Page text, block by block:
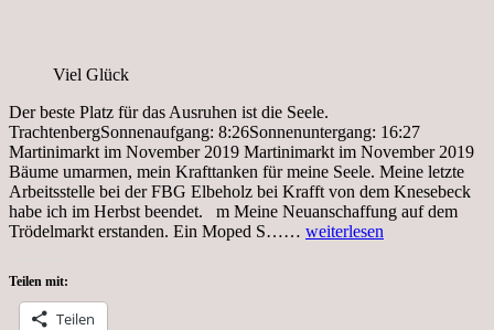
Viel Glück
Der beste Platz für das Ausruhen ist die Seele.
TrachtenbergSonnenaufgang: 8:26Sonnenuntergang: 16:27
Martinimarkt im November 2019 Martinimarkt im November 2019
Bäume umarmen, mein Krafttanken für meine Seele. Meine letzte
Arbeitsstelle bei der FBG Elbeholz bei Krafft von dem Knesebeck
habe ich im Herbst beendet. m Meine Neuanschaffung auf dem
Trödelmarkt erstanden. Ein Moped S…… Mein
weiterlesen
Teilen mit:
Teilen